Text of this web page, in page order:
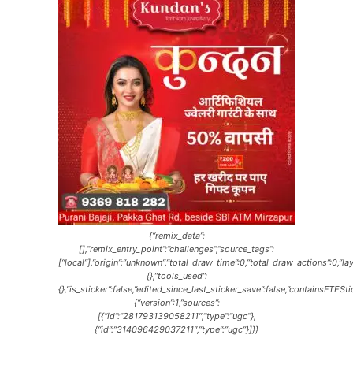
{“remix_data”:
[],”remix_entry_point”:”challenges”,”source_tags”:
{},”tools_used”:
{“version”:1,”sources”:
[{“id”:”281793139058211″,”type”:”ugc”},
{“id”:”314096429037211″,”type”:”ugc”}]}}